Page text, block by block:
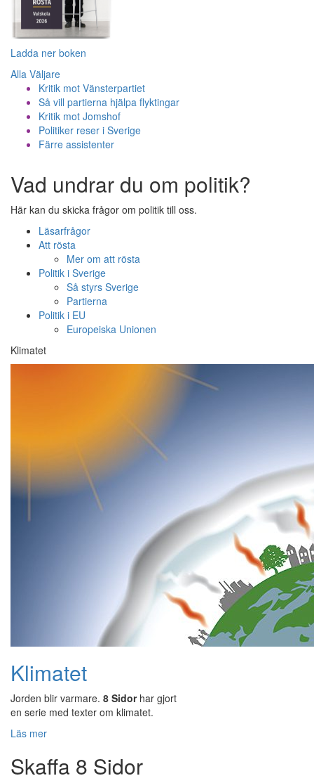
Ladda ner boken
Alla Väljare
Kritik mot Vänsterpartiet
Så vill partierna hjälpa flyktingar
Kritik mot Jomshof
Politiker reser i Sverige
Färre assistenter
Vad undrar du om politik?
Här kan du skicka frågor om politik till oss.
Läsarfrågor
Att rösta
Mer om att rösta
Politik i Sverige
Så styrs Sverige
Partierna
Politik i EU
Europeiska Unionen
Klimatet
Klimatet
Jorden blir varmare. 8 Sidorhar gjort
en serie med texter om klimatet.
Läs mer
Skaffa 8 Sidor